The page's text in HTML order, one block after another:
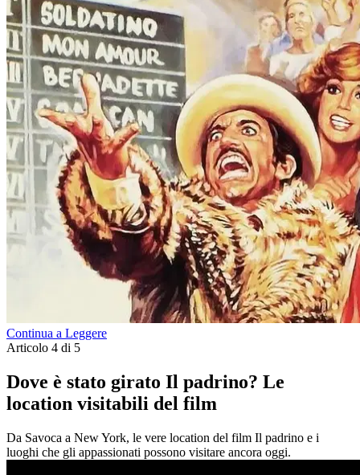
Continua a Leggere
Articolo 4 di 5
Dove è stato girato Il padrino? Le
location visitabili del film
Da Savoca a New York, le vere location del film Il padrino e i
luoghi che gli appassionati possono visitare ancora oggi.